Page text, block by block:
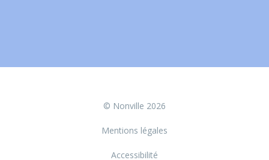
© Nonville 2026
Mentions légales
Accessibilité